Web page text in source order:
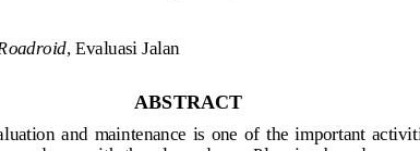
, Evaluasi Jalan
ABSTRACT
and  maintenance  is  one  of  the  important